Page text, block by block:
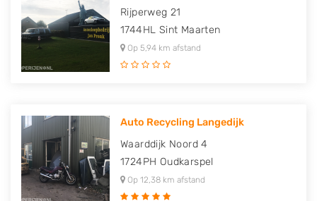
Rijperweg 21
1744HL Sint Maarten
Op 5,94 km afstand
Auto Recycling Langedijk
Waarddijk Noord 4
1724PH Oudkarspel
Op 12,38 km afstand